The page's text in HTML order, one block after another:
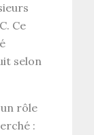
. Ce
selon
rôle
: